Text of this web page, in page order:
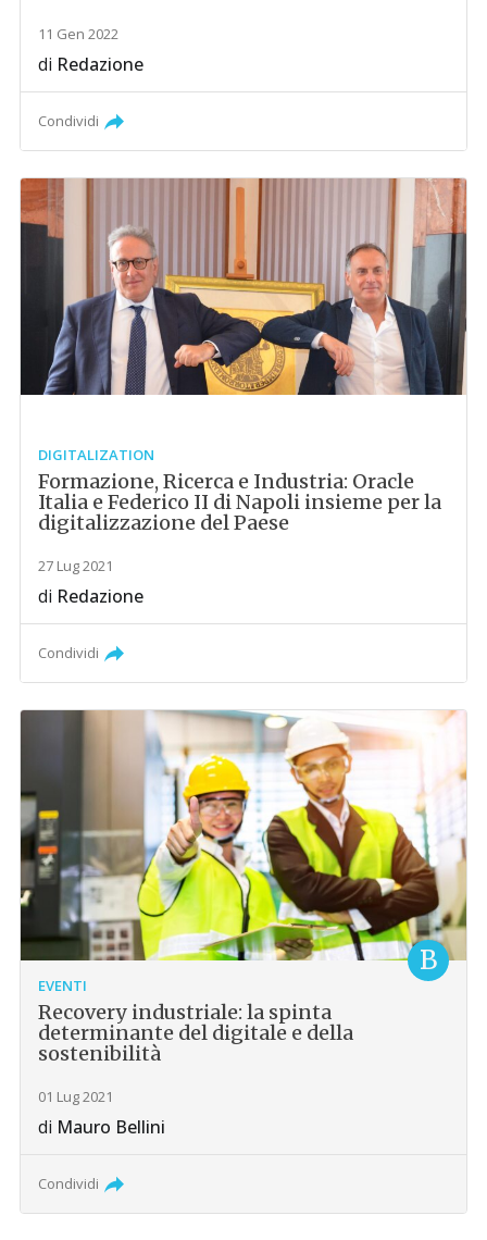
11 Gen 2022
di Redazione
Condividi
DIGITALIZATION
Formazione, Ricerca e Industria: Oracle
Italia e Federico II di Napoli insieme per la
digitalizzazione del Paese
27 Lug 2021
di Redazione
Condividi
B
EVENTI
Recovery industriale: la spinta
determinante del digitale e della
sostenibilità
01 Lug 2021
di Mauro Bellini
Condividi